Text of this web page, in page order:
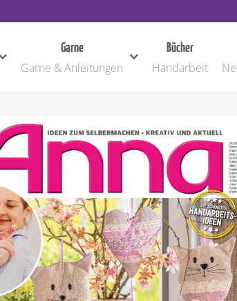
Garne
Garne & Anleitungen
Bücher
Handarbeit